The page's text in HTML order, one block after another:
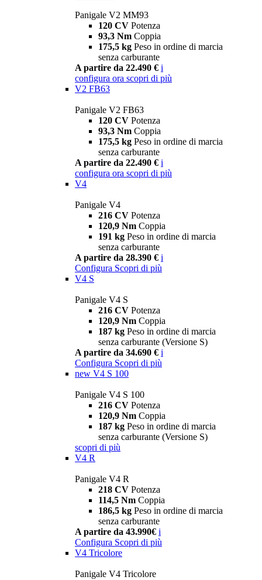
Panigale V2 MM93
120 CV Potenza
93,3 Nm Coppia
175,5 kg Peso in ordine di marcia
senza carburante
A partire da 22.490 € i
configura ora scopri di più
V2 FB63
Panigale V2 FB63
120 CV Potenza
93,3 Nm Coppia
175,5 kg Peso in ordine di marcia
senza carburante
A partire da 22.490 € i
configura ora scopri di più
V4
Panigale V4
216 CV Potenza
120,9 Nm Coppia
191 kg Peso in ordine di marcia
senza carburante
A partire da 28.390 € i
Configura Scopri di più
V4 S
Panigale V4 S
216 CV Potenza
120,9 Nm Coppia
187 kg Peso in ordine di marcia
senza carburante (Versione S)
A partire da 34.690 € i
Configura Scopri di più
new V4 S 100
Panigale V4 S 100
216 CV Potenza
120,9 Nm Coppia
187 kg Peso in ordine di marcia
senza carburante (Versione S)
scopri di più
V4 R
Panigale V4 R
218 CV Potenza
114,5 Nm Coppia
186,5 kg Peso in ordine di marcia
senza carburante
A partire da 43.990€ i
Configura Scopri di più
V4 Tricolore
Panigale V4 Tricolore